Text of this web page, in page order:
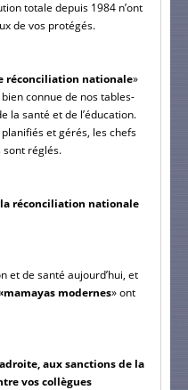
totale depuis 1984 n’ont
de vos protégés.
réconciliation nationale»
connue de nos tables-
la santé et de l’éducation.
et gérés, les chefs
sont réglés.
la réconciliation nationale
et de santé aujourd’hui, et
modernes» ont
aux sanctions de la
vos collègues